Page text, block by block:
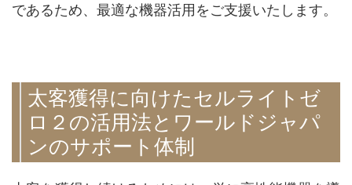
であるため、最適な機器活用をご支援いたします。
太客獲得に向けたセルライトゼ
ロ２の活用法とワールドジャパ
ンのサポート体制